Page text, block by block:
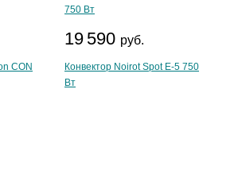
CON
19 590 руб.
Конвектор Noirot Spot E-5 750
Вт